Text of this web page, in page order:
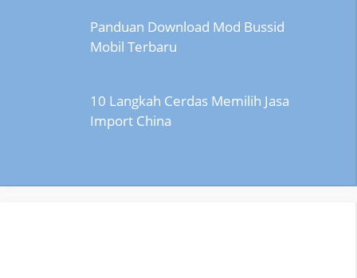
Panduan Download Mod Bussid
Mobil Terbaru
10 Langkah Cerdas Memilih Jasa
Import China